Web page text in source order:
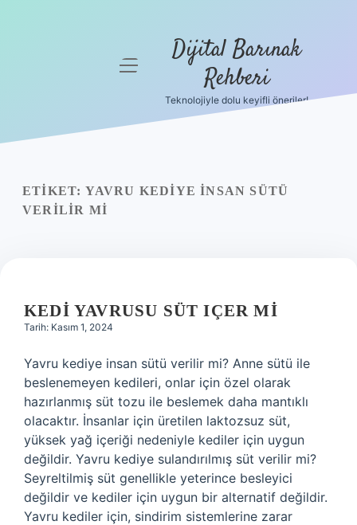
Yasal Uyarı
menüyü
Dijital Barınak
Rehberi
Teknolojiyle dolu keyifli öneriler!
ETIKET: YAVRU KEDIYE INSAN SÜTÜ
VERILIR MI
KEDI YAVRUSU SÜT IÇER MI
Tarih: Kasım 1, 2024
Yavru kediye insan sütü verilir mi? Anne sütü ile
beslenemeyen kedileri, onlar için özel olarak
hazırlanmış süt tozu ile beslemek daha mantıklı
olacaktır. İnsanlar için üretilen laktozsuz süt,
yüksek yağ içeriği nedeniyle kediler için uygun
değildir. Yavru kediye sulandırılmış süt verilir mi?
Seyreltilmiş süt genellikle yeterince besleyici
değildir ve kediler için uygun bir alternatif değildir.
Yavru kediler için, sindirim sistemlerine zarar